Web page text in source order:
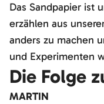
Das Sandpapier ist
erzählen aus
anders zu machen
und Experimenten
Die Folge
MARTIN